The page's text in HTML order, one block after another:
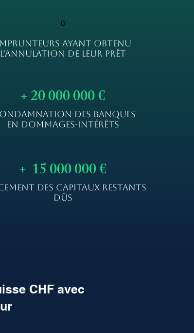
0
AYANT OBTENU
L'ANNULATION DE LEUR PRÊT
+ 20 000 000 €
DES BANQUES
EN DOMMAGES-INTÉRÊTS
+ 15 000 000 €
DES CAPITAUX RESTANTS
DÛS
CHF avec